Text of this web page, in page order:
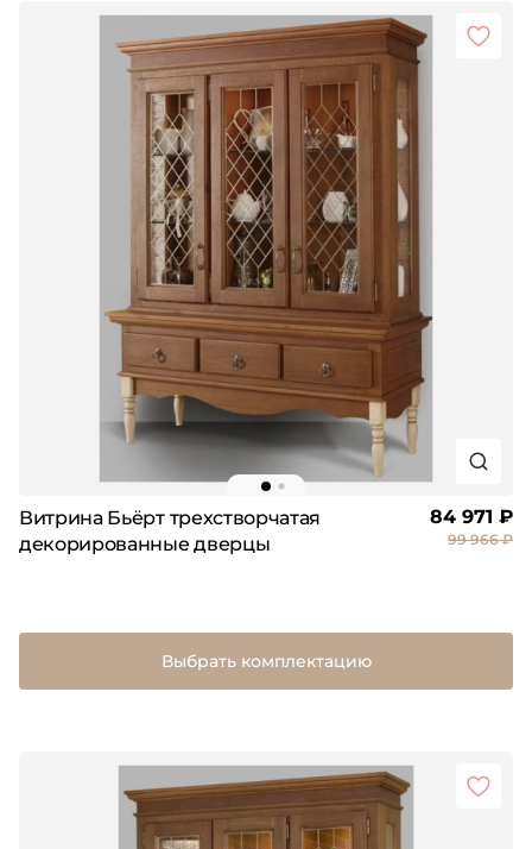
Витрина Бьёрт трехстворчатая
декорированные дверцы
84 971 ₽
99 966 ₽
Выбрать комплектацию